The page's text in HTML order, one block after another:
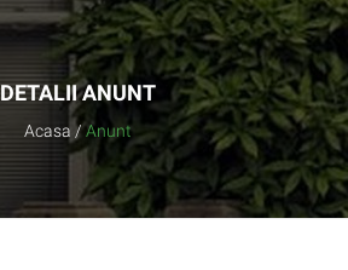
DETALII ANUNT
Acasa / Anunt